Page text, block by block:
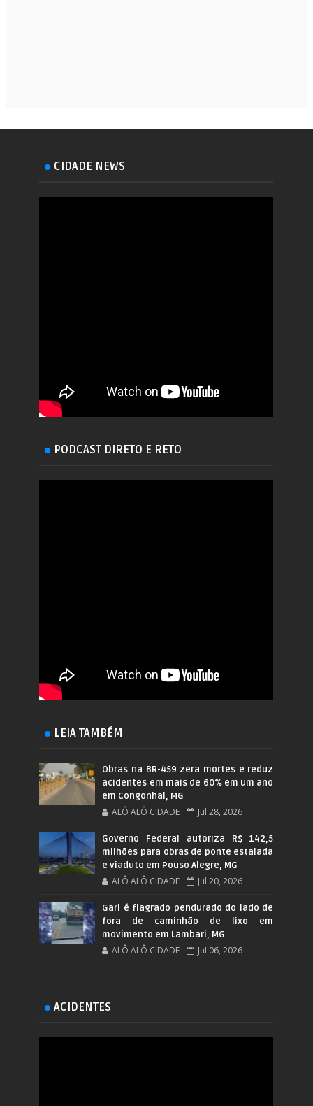
CIDADE NEWS
PODCAST DIRETO E RETO
LEIA TAMBÉM
Obras na BR-459 zera mortes e reduz
acidentes em mais de 60% em um ano
em Congonhal, MG
ALÔ ALÔ CIDADE Jul 28, 2026
Governo Federal autoriza R$ 142,5
milhões para obras de ponte estaiada
e viaduto em Pouso Alegre, MG
ALÔ ALÔ CIDADE Jul 20, 2026
Gari é flagrado pendurado do lado de
fora de caminhão de lixo em
movimento em Lambari, MG
ALÔ ALÔ CIDADE Jul 06, 2026
ACIDENTES